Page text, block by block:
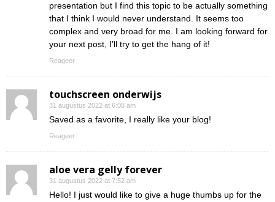
presentation but I find this topic to be actually something
that I think I would never understand. It seems too
complex and very broad for me. I am looking forward for
your next post, I’ll try to get the hang of it!
Reageer
touchscreen onderwijs
31 augustus 2022 at 6:08 am
Saved as a favorite, I really like your blog!
Reageer
aloe vera gelly forever
31 augustus 2022 at 7:52 am
Hello! I just would like to give a huge thumbs up for the